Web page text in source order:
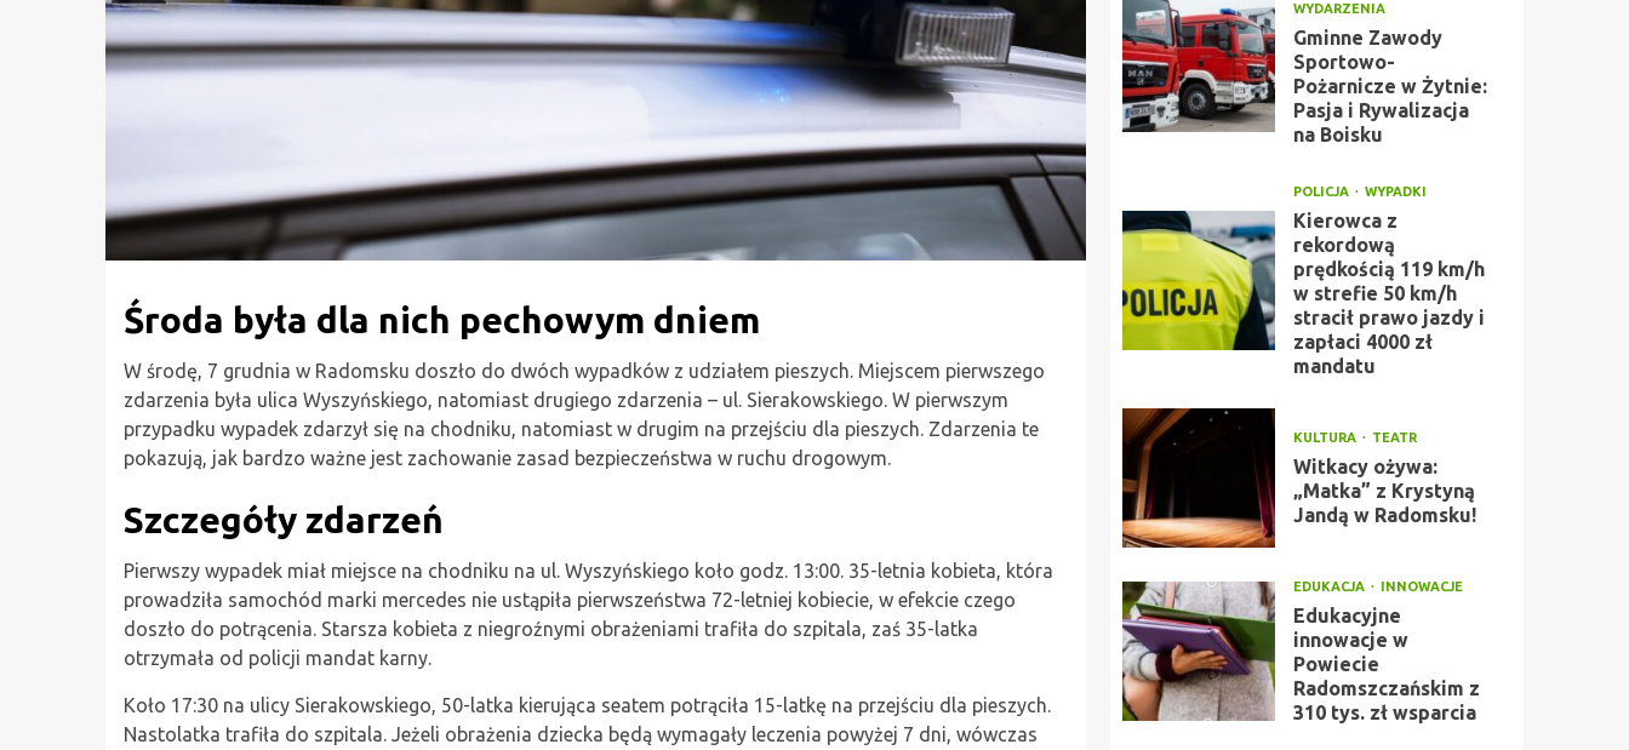
Środa była dla nich pechowym dniem
W środę, 7 grudnia w Radomsku doszło do dwóch wypadków z udziałem pieszych. Miejscem pierwszego
zdarzenia była ulica Wyszyńskiego, natomiast drugiego zdarzenia – ul. Sierakowskiego. W pierwszym
przypadku wypadek zdarzył się na chodniku, natomiast w drugim na przejściu dla pieszych. Zdarzenia te
pokazują, jak bardzo ważne jest zachowanie zasad bezpieczeństwa w ruchu drogowym.
Szczegóły zdarzeń
Pierwszy wypadek miał miejsce na chodniku na ul. Wyszyńskiego koło godz. 13:00. 35-letnia kobieta, która
prowadziła samochód marki mercedes nie ustąpiła pierwszeństwa 72-letniej kobiecie, w efekcie czego
doszło do potrącenia. Starsza kobieta z niegroźnymi obrażeniami trafiła do szpitala, zaś 35-latka
otrzymała od policji mandat karny.
Koło 17:30 na ulicy Sierakowskiego, 50-latka kierująca seatem potrąciła 15-latkę na przejściu dla pieszych.
Nastolatka trafiła do szpitala. Jeżeli obrażenia dziecka będą wymagały leczenia powyżej 7 dni, wówczas
WYDARZENIA
Gminne Zawody
Sportowo-
Pożarnicze w Żytnie:
Pasja i Rywalizacja
na Boisku
POLICJA WYPADKI
Kierowca z
rekordową
prędkością 119 km/h
w strefie 50 km/h
stracił prawo jazdy i
zapłaci 4000 zł
mandatu
KULTURA TEATR
Witkacy ożywa:
„Matka” z Krystyną
Jandą w Radomsku!
EDUKACJA INNOWACJE
Edukacyjne
innowacje w
Powiecie
Radomszczańskim z
310 tys. zł wsparcia